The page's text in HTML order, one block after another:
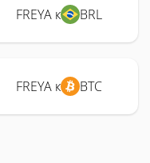
FREYA к BRL
FREYA к BTC